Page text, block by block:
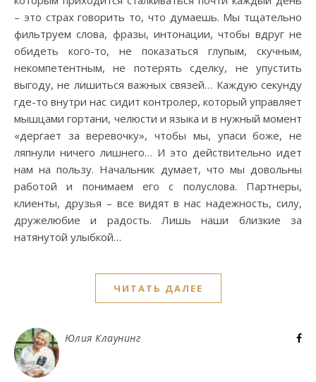
– это страх говорить то, что думаешь. Мы тщательно
фильтруем слова, фразы, интонации, чтобы вдруг не
обидеть кого-то, не показаться глупым, скучным,
некомпетентным, не потерять сделку, не упустить
выгоду, не лишиться важных связей… Каждую секунду
где-то внутри нас сидит контролер, который управляет
мышцами гортани, челюсти и языка и в нужный момент
«дергает за веревочку», чтобы мы, упаси боже, не
ляпнули ничего лишнего… И это действительно идет
нам на пользу. Начальник думает, что мы довольны
работой и понимаем его с полуслова. Партнеры,
клиенты, друзья – все видят в нас надежность, силу,
дружелюбие и радость. Лишь наши близкие за
натянутой улыбкой…
ЧИТАТЬ ДАЛЕЕ
Юлия Клаунинг